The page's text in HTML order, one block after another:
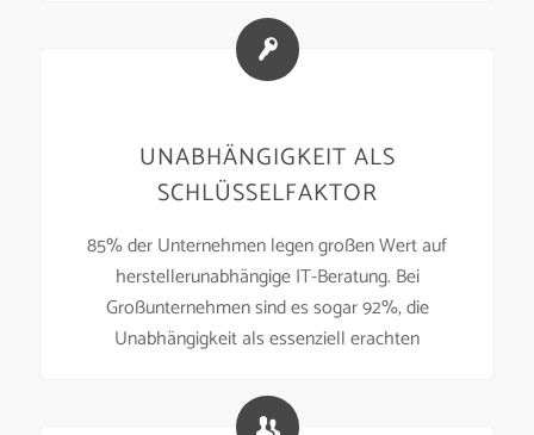
UNABHÄNGIGKEIT ALS
SCHLÜSSELFAKTOR
85% der Unternehmen legen großen Wert auf
herstellerunabhängige IT-Beratung. Bei
Großunternehmen sind es sogar 92%, die
Unabhängigkeit als essenziell erachten